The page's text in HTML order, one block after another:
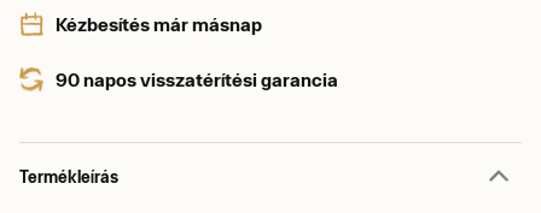
Kézbesítés már másnap
90 napos visszatérítési garancia
Termékleírás